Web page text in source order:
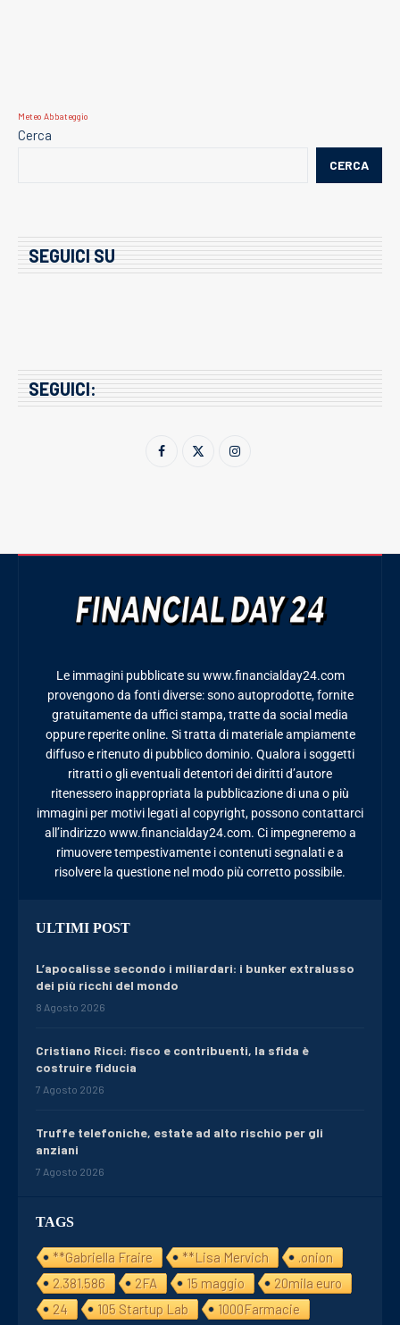
Meteo Abbateggio
Cerca
CERCA
SEGUICI SU
SEGUICI:
TAGS
**Gabriella Fraire **Lisa Mervich
.onion
2.381.586
2FA 15 maggio
20mila euro
24
105 Startup Lab 1000Farmacie
Le immagini pubblicate su www.financialday24.com
provengono da fonti diverse: sono autoprodotte, fornite
gratuitamente da uffici stampa, tratte da social media
oppure reperite online. Si tratta di materiale ampiamente
diffuso e ritenuto di pubblico dominio. Qualora i soggetti
ritratti o gli eventuali detentori dei diritti d’autore
ritenessero inappropriata la pubblicazione di una o più
immagini per motivi legati al copyright, possono contattarci
all’indirizzo www.financialday24.com. Ci impegneremo a
rimuovere tempestivamente i contenuti segnalati e a
risolvere la questione nel modo più corretto possibile.
ULTIMI POST
L’apocalisse secondo i miliardari: i bunker extralusso
dei più ricchi del mondo
8 Agosto 2026
Cristiano Ricci: fisco e contribuenti, la sfida è
costruire fiducia
7 Agosto 2026
Truffe telefoniche, estate ad alto rischio per gli
anziani
7 Agosto 2026